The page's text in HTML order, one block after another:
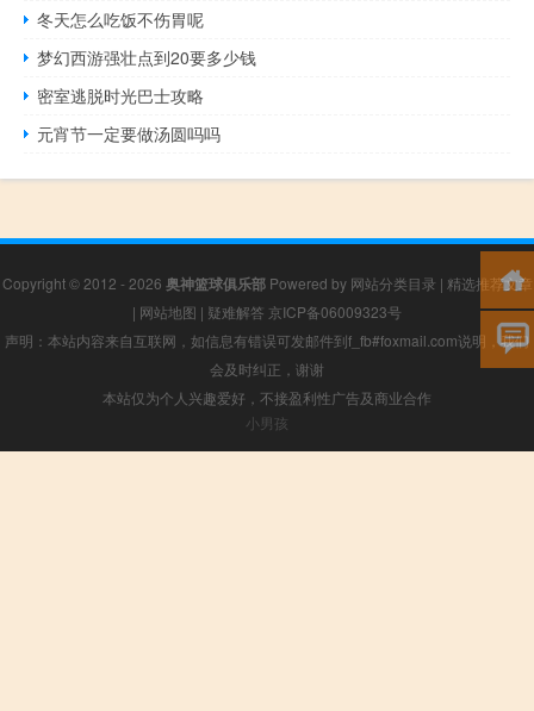
冬天怎么吃饭不伤胃呢
梦幻西游强壮点到20要多少钱
密室逃脱时光巴士攻略
元宵节一定要做汤圆吗吗
Copyright © 2012 - 2026 奥神篮球俱乐部Powered by 网站分类目录 | 精选推荐文章
| 网站地图 | 疑难解答 京ICP备06009323号
声明：本站内容来自互联网，如信息有错误可发邮件到f_fb#foxmail.com说明，我们
会及时纠正，谢谢
本站仅为个人兴趣爱好，不接盈利性广告及商业合作
小男孩